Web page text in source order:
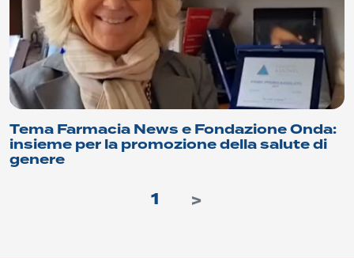
Tema Farmacia News e Fondazione Onda:
insieme per la promozione della salute di
genere
1 >